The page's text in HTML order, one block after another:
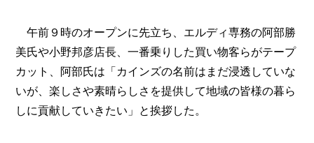
午前９時のオープンに先立ち、エルディ専務の阿部勝
美氏や小野邦彦店長、一番乗りした買い物客らがテープ
カット、阿部氏は「カインズの名前はまだ浸透していな
いが、楽しさや素晴らしさを提供して地域の皆様の暮ら
しに貢献していきたい」と挨拶した。